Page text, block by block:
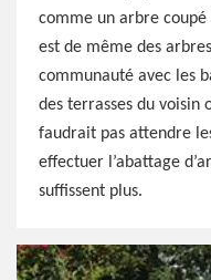
comme un arbre
est de même des
communauté avec les
des terrasses du voisin
faudrait pas attendre
effectuer l’abattage
suffissent plus.